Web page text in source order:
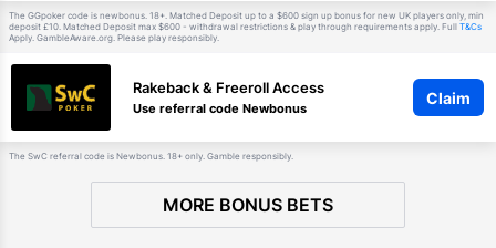
The GGpoker code is newbonus. 18+. Matched Deposit up to a $600 sign up bonus for new UK players only, min
deposit £10. Matched Deposit max $600 - withdrawal restrictions & play through requirements apply. Full T&Cs
Apply. GambleAware.org. Please play responsibly.
Rakeback & Freeroll Access
Use referral code Newbonus
Claim
The SwC referral code is Newbonus. 18+ only. Gamble responsibly.
MORE BONUS BETS